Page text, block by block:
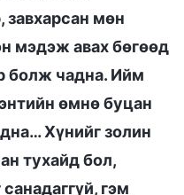
завхарсан мөн
мэдэж авах бөгөөд
болж чадна. Ийм
өмнө буцан
Хүнийг золин
тухайд бол,
гэм